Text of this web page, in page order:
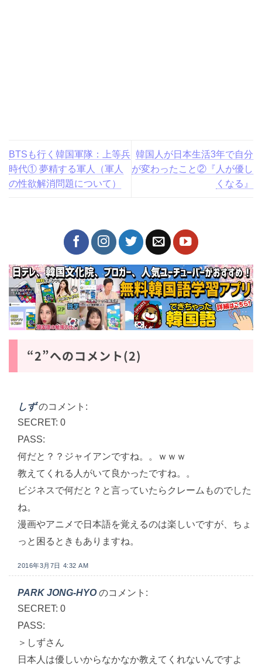
BTSも行く韓国軍隊：上等兵
時代① 夢精する軍人（軍人
の性欲解消問題について）
韓国人が日本生活3年で自分
が変わったこと②『人が優し
くなる』
“2”へのコメント(2)
しず のコメント:
SECRET: 0
PASS:
何だと？？ジャイアンですね。。ｗｗｗ
教えてくれる人がいて良かったですね。。
ビジネスで何だと？と言っていたらクレームものでした
ね。
漫画やアニメで日本語を覚えるのは楽しいですが、ちょ
っと困るときもありますね。
2016年3月7日 4:32 AM
PARK JONG-HYO のコメント:
SECRET: 0
PASS:
＞しずさん
日本人は優しいからなかなか教えてくれないんですよ